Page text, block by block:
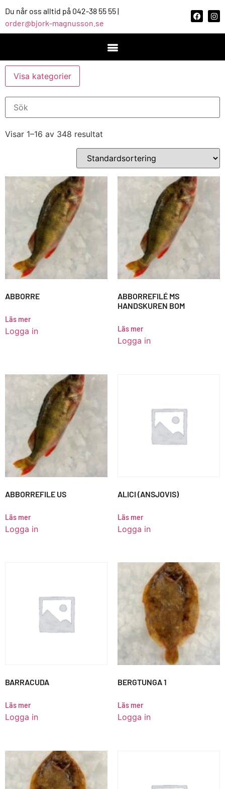
Du når oss alltid på 042-38 55 55 |
order@bjork-magnusson.se
Visa kategorier
Visar 1–16 av 348 resultat
ABBORRE
Läs mer
Logga in
ABBORREFILÉ MS
HANDSKUREN BOM
Läs mer
Logga in
ABBORREFILE US
Läs mer
Logga in
ALICI (ANSJOVIS)
Läs mer
Logga in
BARRACUDA
Läs mer
Logga in
BERGTUNGA 1
Läs mer
Logga in